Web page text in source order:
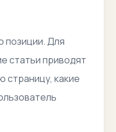
позиции. Для
статьи приводят
страницу, какие